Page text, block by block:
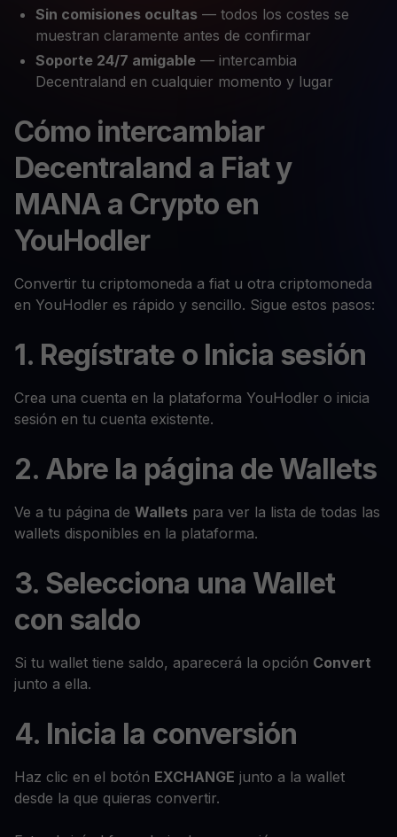
Sin comisiones ocultas — todos los costes se
muestran claramente antes de confirmar
Soporte 24/7 amigable — intercambia
Decentraland en cualquier momento y lugar
Cómo intercambiar
Decentraland a Fiat y
MANA a Crypto en
YouHodler
Convertir tu criptomoneda a fiat u otra criptomoneda
en YouHodler es rápido y sencillo. Sigue estos pasos:
1. Regístrate o Inicia sesión
Crea una cuenta en la plataforma YouHodler o inicia
sesión en tu cuenta existente.
2. Abre la página de Wallets
Ve a tu página de Wallets para ver la lista de todas las
wallets disponibles en la plataforma.
3. Selecciona una Wallet
con saldo
Si tu wallet tiene saldo, aparecerá la opción Convert
junto a ella.
4. Inicia la conversión
Haz clic en el botón EXCHANGE junto a la wallet
desde la que quieras convertir.